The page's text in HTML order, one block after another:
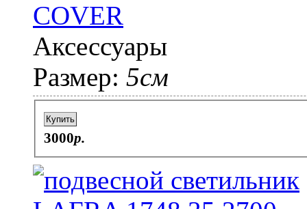
COVER
Аксессуары
Размер: 5см
Купить
3000p.